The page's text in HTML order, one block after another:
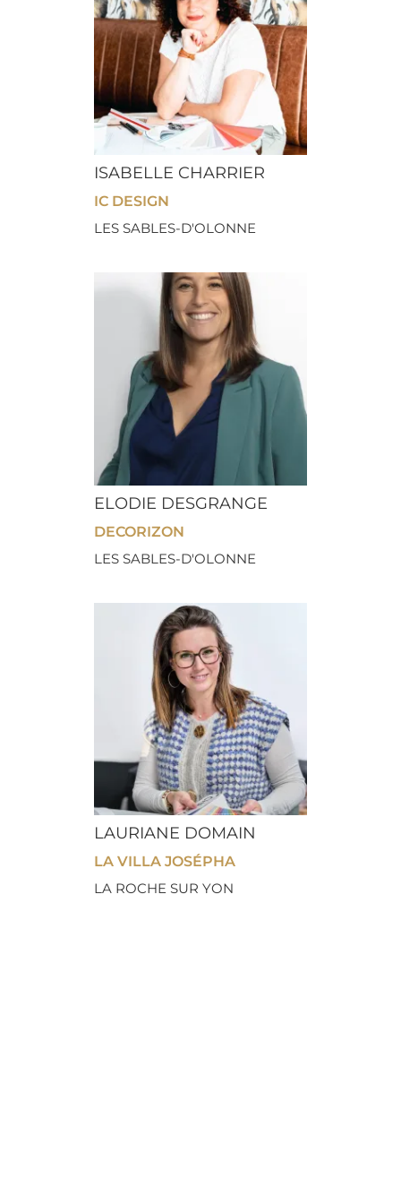
ISABELLE CHARRIER
IC DESIGN
LES SABLES-D'OLONNE
ELODIE DESGRANGE
DECORIZON
LES SABLES-D'OLONNE
LAURIANE DOMAIN
LA VILLA JOSÉPHA
LA ROCHE SUR YON